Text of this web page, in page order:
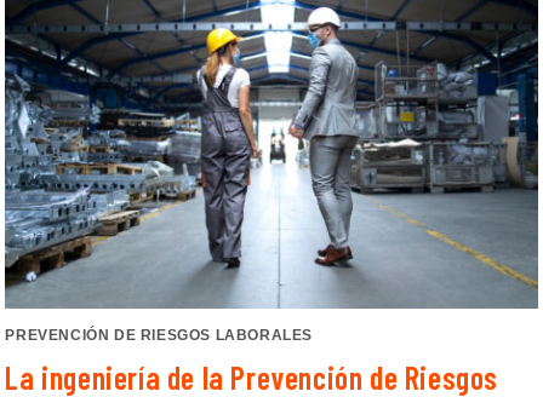
PREVENCIÓN DE RIESGOS LABORALES
La ingeniería de la Prevención de Riesgos